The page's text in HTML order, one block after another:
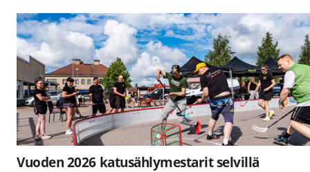
Vuoden 2026 katusählymestarit selvillä